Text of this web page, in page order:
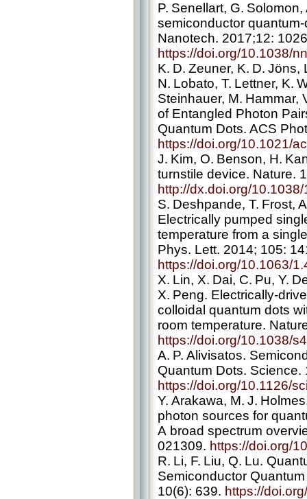
P. Senellart, G.
semiconductor
Nanotech. 2017;12:
https://doi.org/10.1038/
K. D. Zeuner, K. D.
N. Lobato, T. Lettner, K.
Steinhauer, M. Hammar,
of Entangled Photon
Quantum Dots. ACS
https://doi.org/10.1021/
J. Kim, O. Benson, H.
turnstile device. Nature.
http://dx.doi.org/
S. Deshpande, T. Frost,
Electrically pumped
temperature from a
Phys. Lett. 2014; 105:
https://doi.org/10.1063/
X. Lin, X. Dai, C. Pu, Y.
X. Peng. Electrically-­
colloidal quantum dots
room temperature.
https://doi.org/10.1038/
A. P. Alivisatos.
Quantum Dots. Science.
https://doi.org/10.1126/
Y. Arakawa, M. J.
photon sources for
A broad spectrum
021309. https://doi.org/
R. Li, F. Liu, Q. Lu.
Semiconductor
10(6): 639. https://